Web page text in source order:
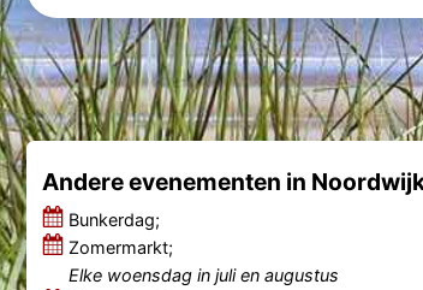
Andere evenementen in
Bunkerdag;
Zomermarkt;
Elke woensdag in juli en augustus